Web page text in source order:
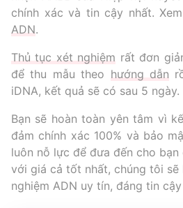
chính xác và tin cậy nhất.
ADN.
Thủ tục xét nghiệm rất đơn
để thu mẫu theo hướng dẫn
iDNA, kết quả sẽ có sau 5 ngày.
Bạn sẽ hoàn toàn yên tâm vì
đảm chính xác 100% và bảo
luôn nỗ lực để đưa đến cho
với giá cả tốt nhất, chúng tôi
nghiệm ADN uy tín, đáng tin